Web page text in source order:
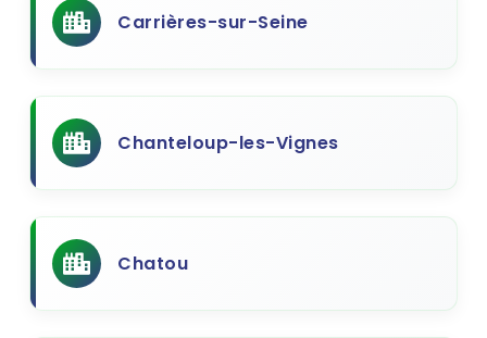
Carrières-sur-Seine
Chanteloup-les-Vignes
Chatou